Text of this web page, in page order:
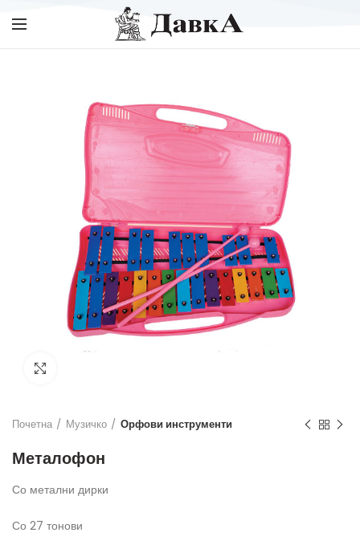
Почетна Музичко Орфови инструменти
Металофон
Со метални дирки
Со 27 тонови